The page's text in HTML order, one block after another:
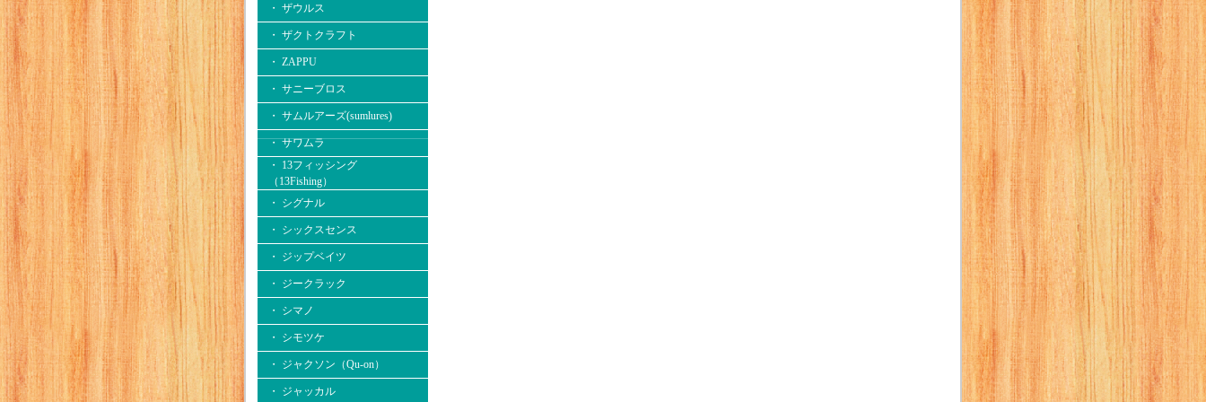
・ ザウルス
・ ザクトクラフト
・ ZAPPU
・ サニーブロス
・ サムルアーズ(sumlures)
・ サワムラ
・ 13フィッシング
（13Fishing）
・ シグナル
・ シックスセンス
・ ジップベイツ
・ ジークラック
・ シマノ
・ シモツケ
・ ジャクソン（Qu-on）
・ ジャッカル